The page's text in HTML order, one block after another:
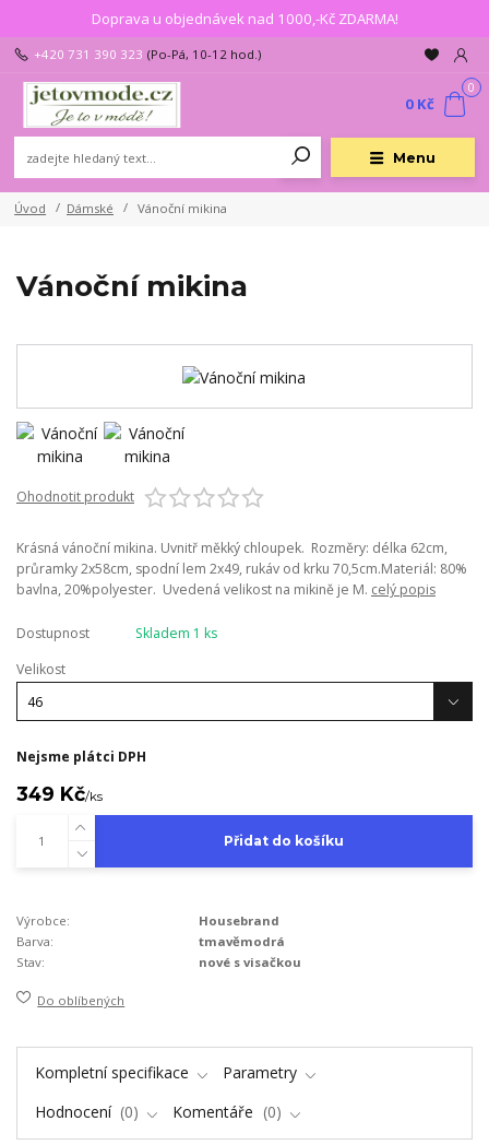
Doprava u objednávek nad 1000,-Kč ZDARMA!
Menu
+420 731 390 323 (Po-Pá, 10-12 hod.)
0
0 Kč
Úvod Dámské Vánoční mikina
Vánoční mikina
Ohodnotit produkt
Krásná vánoční mikina. Uvnitř měkký chloupek. Rozměry: délka 62cm,
průramky 2x58cm, spodní lem 2x49, rukáv od krku 70,5cm.Materiál: 80%
bavlna, 20%polyester. Uvedená velikost na mikině je M. celý popis
Dostupnost
Skladem 1 ks
Velikost
Nejsme plátci DPH
349 Kč/ks
Přidat do košíku
Výrobce:
Housebrand
Barva:
tmavěmodrá
Stav:
nové s visačkou
Do oblíbených
Kompletní specifikace
Parametry
Hodnocení
0 Komentáře 0